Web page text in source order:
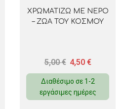
ΧΡΩΜΑΤΙΖΩ ΜΕ ΝΕΡΟ
– ΖΩΑ ΤΟΥ ΚΟΣΜΟΥ
5,00€ 4,50 €
Διαθέσιμο σε 1-2
εργάσιμες ημέρες